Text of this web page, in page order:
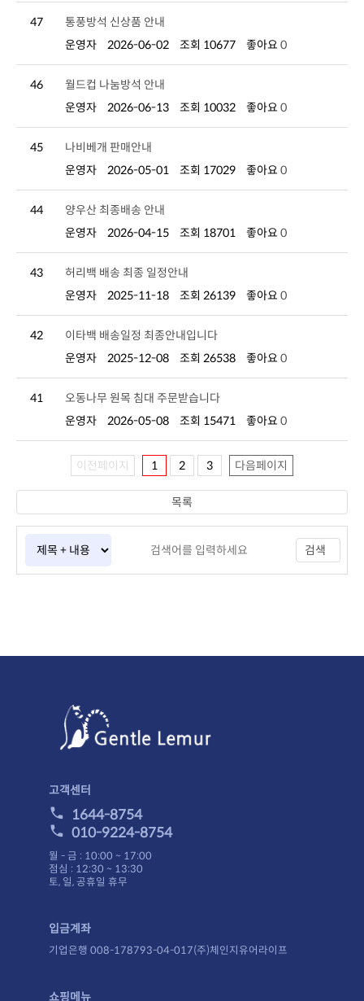
47
통풍방석 신상품 안내
운영자
2026-06-02 조회 10677 좋아요 0
46
월드컵 나눔방석 안내
운영자
2026-06-13 조회 10032 좋아요 0
45
나비베개 판매안내
운영자
2026-05-01 조회 17029 좋아요 0
44
양우산 최종배송 안내
운영자
2026-04-15 조회 18701 좋아요 0
43
허리백 배송 최종 일정안내
운영자
2025-11-18 조회 26139 좋아요 0
42
이타백 배송일정 최종안내입니다
운영자
2025-12-08 조회 26538 좋아요 0
41
오동나무 원목 침대 주문받습니다
운영자
2026-05-08 조회 15471 좋아요 0
이전페이지 1 2 3 다음페이지
검색
목록
고객센터
1644-8754
010-9224-8754
월 - 금 : 10:00 ~ 17:00
점심 : 12:30 ~ 13:30
토, 일, 공휴일 휴무
입금계좌
기업은행 008-178793-04-017(주)체인지유어라이프
쇼핑메뉴